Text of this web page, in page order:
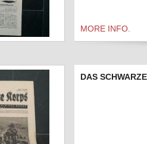
MORE INFO.
DAS